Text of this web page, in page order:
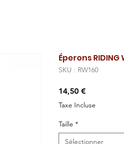
Éperons RIDING
SKU : RW160
14,50 €Prix
Taxe Incluse
Taille *
Sélectionner